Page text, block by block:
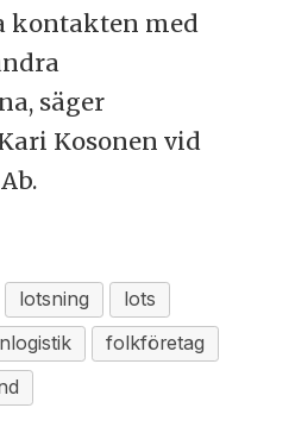
kontakten med
säger
Kosonen vid
lotsning
lots
folkföretag